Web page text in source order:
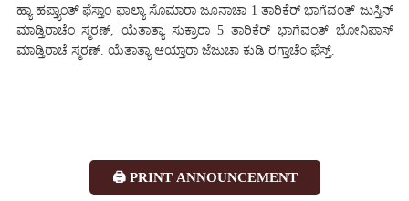
ಹ್ಯಾ ಹಪ್ತ್ಯಾಂತ್ ಫೆಸ್ತಾಂ ಫಾಲ್ಯಾ ಸೊಮಾರಾ ಜೂನಾಚಾ 1 ತಾರಿಕೆರ್ ಭಾಗೆವಂತ್ ಜುಸ್ತಿನ್
ಮಾಡ್ತಿರಾಚೆಂ ಸ್ಮರಣ್, ಯೆತಾತ್ಯಾ ಸುಕ್ರಾರಾ 5 ತಾರಿಕೆರ್ ಭಾಗೆವಂತ್ ಭೋನಿಪಾಸ್
ಮಾಡ್ತಿರಾಚೆ ಸ್ಮರಣ್. ಯೆತಾತ್ಯಾ ಆಯ್ತಾರಾ ಜೆಜುಚಾ ಕುಡಿ ರಗ್ತಾಚೆಂ ಫೆಸ್ತ್.
🖨️ PRINT ANNOUNCEMENT